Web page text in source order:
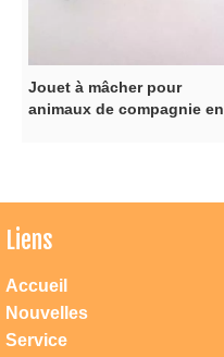
Jouet à mâcher pour
animaux de compagnie en
Liens
Accueil
Nouvelles
Service